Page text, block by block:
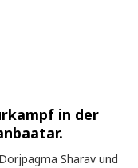
in der
Sharav und